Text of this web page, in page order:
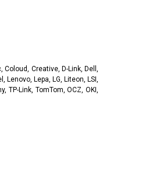
Creative, D-Link, Dell,
Lepa, LG, Liteon, LSI,
TP-Link, TomTom, OCZ, OKI,